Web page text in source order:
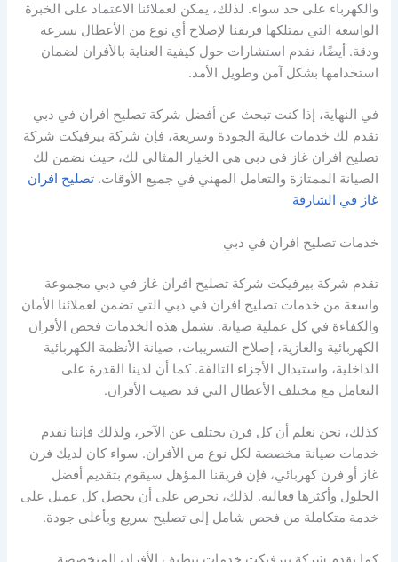
والكهرباء على حد سواء. لذلك، يمكن لعملائنا الاعتماد على الخبرة
الواسعة التي يمتلكها فريقنا لإصلاح أي نوع من الأعطال بسرعة
ودقة. أيضًا، نقدم استشارات حول كيفية العناية بالأفران لضمان
استخدامها بشكل آمن وطويل الأمد.
في النهاية، إذا كنت تبحث عن أفضل شركة تصليح افران في دبي
تقدم لك خدمات عالية الجودة وسريعة، فإن شركة بيرفيكت شركة
تصليح افران غاز في دبي هي الخيار المثالي لك، حيث نضمن لك
الصيانة الممتازة والتعامل المهني في جميع الأوقات.تصليح افران
غاز في الشارقة
خدمات تصليح افران في دبي
تقدم شركة بيرفيكت شركة تصليح افران غاز في دبي مجموعة
واسعة من خدمات تصليح افران في دبي التي تضمن لعملائنا الأمان
والكفاءة في كل عملية صيانة. تشمل هذه الخدمات فحص الأفران
الكهربائية والغازية، إصلاح التسريبات، صيانة الأنظمة الكهربائية
الداخلية، واستبدال الأجزاء التالفة. كما أن لدينا القدرة على
التعامل مع مختلف الأعطال التي قد تصيب الأفران.
كذلك، نحن نعلم أن كل فرن يختلف عن الآخر، ولذلك فإننا نقدم
خدمات صيانة مخصصة لكل نوع من الأفران. سواء كان لديك فرن
غاز أو فرن كهربائي، فإن فريقنا المؤهل سيقوم بتقديم أفضل
الحلول وأكثرها فعالية. لذلك، نحرص على أن يحصل كل عميل على
خدمة متكاملة من فحص شامل إلى تصليح سريع وبأعلى جودة.